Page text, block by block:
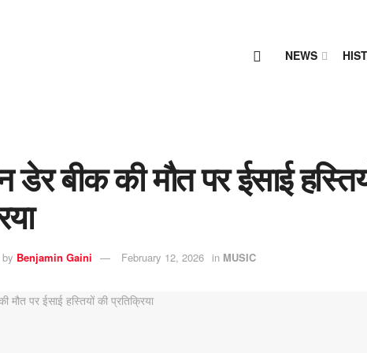
NEWS
डेर बीक की मौत पर ईसाई
by Benjamin Gaini February 12, 2026 in MUSIC